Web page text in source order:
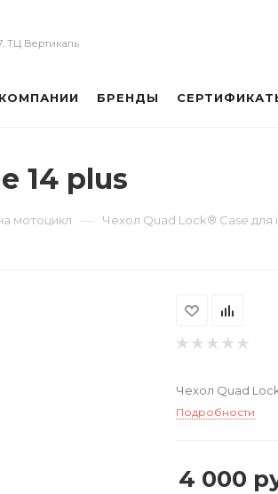
ТЦ Вертикаль
БРЕНДЫ
14 plus
мотоцикл — Чехол Quad Lock® Case для
Чехол Quad
Подробности
4 000